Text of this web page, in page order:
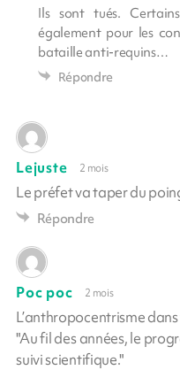
Ils sont tués.
également pour les
bataille anti-requins…
Répondre
Lejuste 2 mois
Le préfet va taper du
Répondre
Poc poc 2 mois
L’anthropocentrisme
"Au fil des années, le
suivi scientifique."